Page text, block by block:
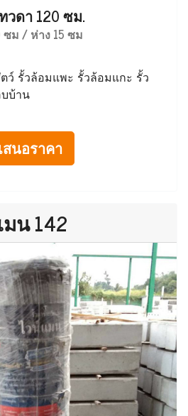
วดา 120 ซม.
ซม / ห่าง 15 ซม
ว์ รั้วล้อมแพะ รั้วล้อมแกะ รั้ว
บ้าน
นอราคา
น 142